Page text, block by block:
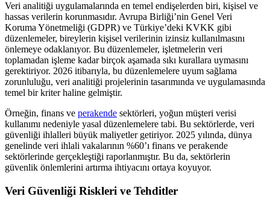
Veri analitiği uygulamalarında en temel endişelerden biri, kişisel ve
hassas verilerin korunmasıdır. Avrupa Birliği’nin Genel Veri
Koruma Yönetmeliği (GDPR) ve Türkiye’deki KVKK gibi
düzenlemeler, bireylerin kişisel verilerinin izinsiz kullanılmasını
önlemeye odaklanıyor. Bu düzenlemeler, işletmelerin veri
toplamadan işleme kadar birçok aşamada sıkı kurallara uymasını
gerektiriyor. 2026 itibarıyla, bu düzenlemelere uyum sağlama
zorunluluğu, veri analitiği projelerinin tasarımında ve uygulamasında
temel bir kriter haline gelmiştir.
Örneğin, finans ve perakende sektörleri, yoğun müşteri verisi
kullanımı nedeniyle yasal düzenlemelere tabi. Bu sektörlerde, veri
güvenliği ihlalleri büyük maliyetler getiriyor. 2025 yılında, dünya
genelinde veri ihlali vakalarının %60’ı finans ve perakende
sektörlerinde gerçekleştiği raporlanmıştır. Bu da, sektörlerin
güvenlik önlemlerini artırma ihtiyacını ortaya koyuyor.
Veri Güvenliği Riskleri ve Tehditler